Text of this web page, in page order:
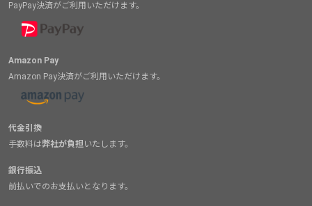
PayPay決済がご利用いただけます。
Amazon Pay
Amazon Pay決済がご利用いただけます。
代金引換
手数料は弊社が負担いたします。
銀行振込
前払いでのお支払いとなります。